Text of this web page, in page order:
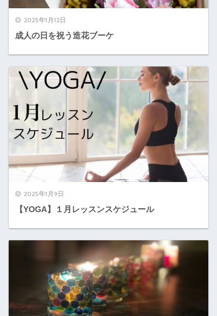
2025年1月12日
成人の日を祝う造花ブーケ
2025年1月9日
【YOGA】１月レッスンスケジュール